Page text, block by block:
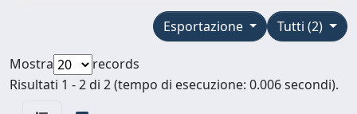
Tutti (2)
Esportazione
Mostra
records
Risultati 1 - 2 di 2 (tempo di esecuzione: 0.006 secondi).